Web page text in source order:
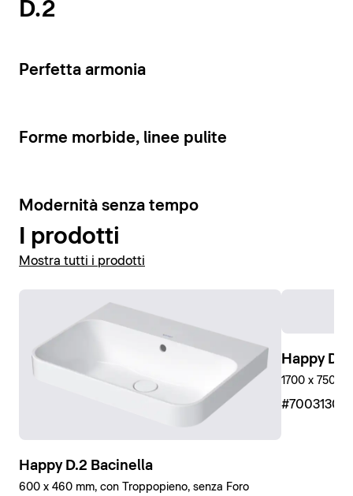
D.2
4
Perfetta armonia
4
Forme morbide, linee pulite
10
Modernità senza tempo
I prodotti
Mostra tutti i prodotti
Happy D.2 Bacinella
600 x 460 mm, con Troppopieno, senza Foro
Happy
1700 x 750